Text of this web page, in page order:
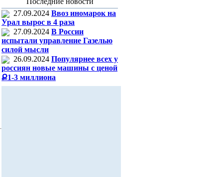
27.09.2024 Ввоз иномарок на
Урал вырос в 4 раза
27.09.2024 В России
испытали управление Газелью
силой мысли
26.09.2024 Популярнее всех у
россиян новые машины с ценой
Ք1-3 миллиона